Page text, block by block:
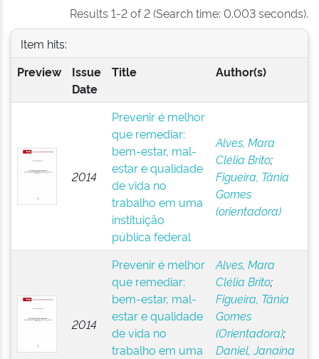
Results 1-2 of 2 (Search time: 0.003 seconds).
Item hits:
Preview
Issue
Date
Title Author(s)
2014
Prevenir é melhor
que remediar:
bem-estar, mal-
estar e qualidade
de vida no
trabalho em uma
instituição
pública federal
Alves, Mara
Clélia Brito;
Figueira, Tânia
Gomes
(orientadora)
2014
Prevenir é melhor
que remediar:
bem-estar, mal-
estar e qualidade
de vida no
trabalho em uma
Alves, Mara
Clélia Brito;
Figueira, Tânia
Gomes
(Orientadora);
Daniel, Janaína